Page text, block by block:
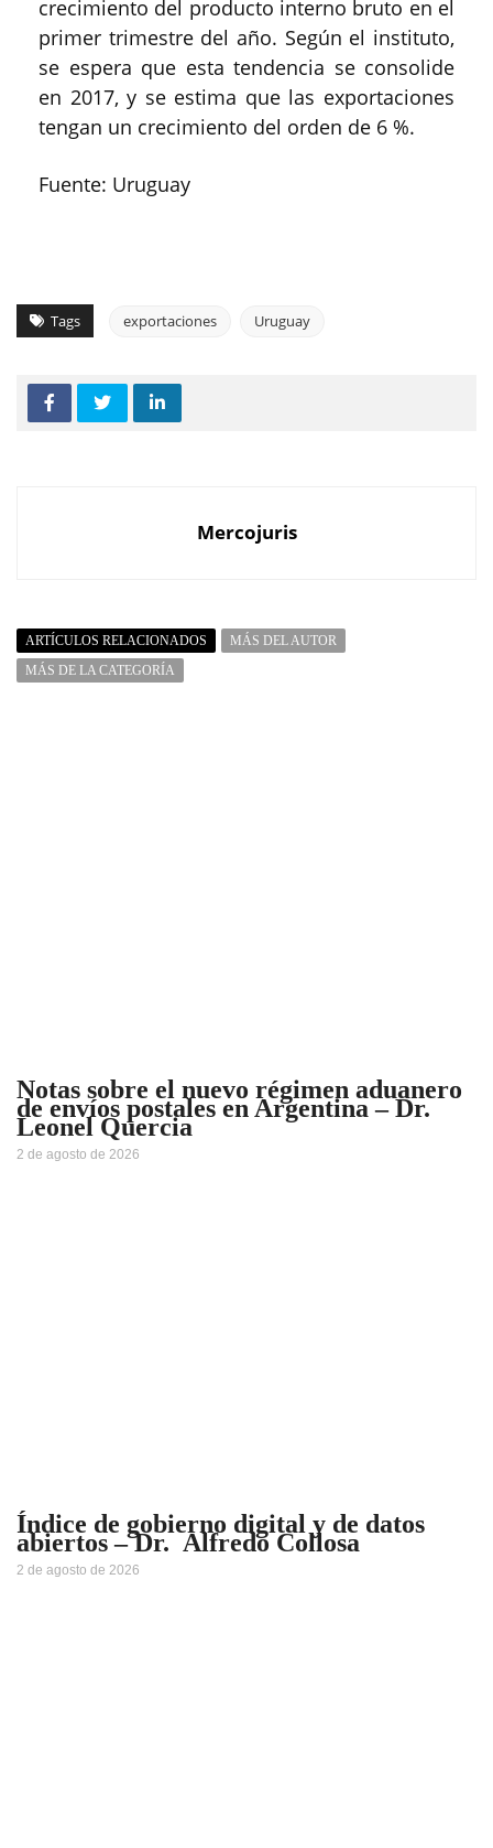
crecimiento del producto interno bruto en el
primer trimestre del año. Según el instituto,
se espera que esta tendencia se consolide
en 2017, y se estima que las exportaciones
tengan un crecimiento del orden de 6 %.
Fuente: Uruguay
Tags exportaciones Uruguay
Mercojuris
ARTÍCULOS RELACIONADOS
MÁS DEL AUTOR
MÁS DE LA CATEGORÍA
Notas sobre el nuevo régimen aduanero
de envíos postales en Argentina – Dr.
Leonel Quercia
2 de agosto de 2026
Índice de gobierno digital y de datos
abiertos – Dr. Alfredo Collosa
2 de agosto de 2026